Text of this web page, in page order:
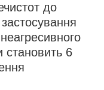
до
становить 6